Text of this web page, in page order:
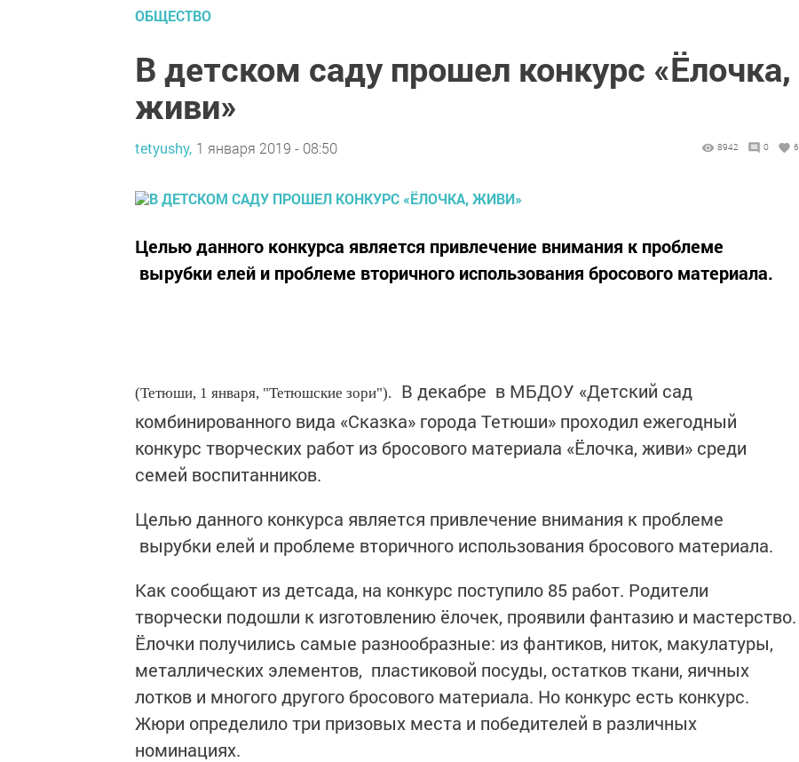
ОБЩЕСТВО
В детском саду прошел конкурс «Ёлочка,
живи»
tetyushy, 1 января 2019 - 08:50 8942 0 6
Целью данного конкурса является привлечение внимания к проблеме
вырубки елей и проблеме вторичного использования бросового материала.
(Тетюши, 1 января, "Тетюшские зори").
В декабре в МБДОУ «Детский сад
комбинированного вида «Сказка» города Тетюши» проходил ежегодный
конкурс творческих работ из бросового материала «Ёлочка, живи» среди
семей воспитанников.
Целью данного конкурса является привлечение внимания к проблеме
вырубки елей и проблеме вторичного использования бросового материала.
Как сообщают из детсада, на конкурс поступило 85 работ. Родители
творчески подошли к изготовлению ёлочек, проявили фантазию и мастерство.
Ёлочки получились самые разнообразные: из фантиков, ниток, макулатуры,
металлических элементов, пластиковой посуды, остатков ткани, яичных
лотков и многого другого бросового материала. Но конкурс есть конкурс.
Жюри определило три призовых места и победителей в различных
номинациях.